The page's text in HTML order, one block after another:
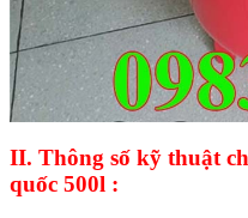
II. Thông số kỹ thuật
quốc 500l :